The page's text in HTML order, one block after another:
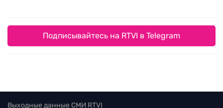
Подписывайтесь на RTVI в Telegram
Выходные данные СМИ RTVI